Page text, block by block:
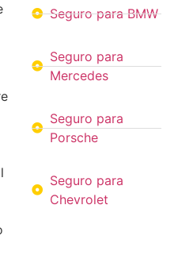
Seguro para BMW
Seguro para
Mercedes
Seguro para
Porsche
Seguro para
Chevrolet